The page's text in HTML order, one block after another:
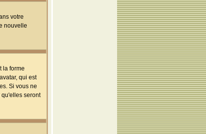
votre
nouvelle
la forme
qui est
Si vous ne
seront